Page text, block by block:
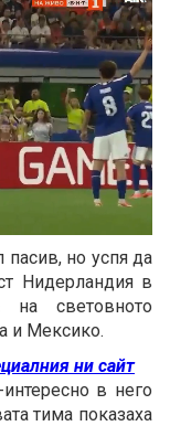
пасив, но успя да
Нидерландия в
световното
и Мексико.
ни сайт
в него
тима показаха